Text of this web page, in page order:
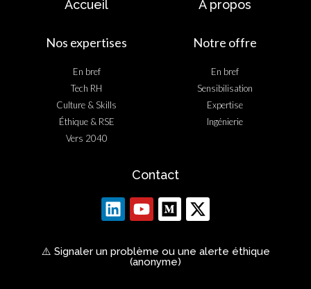
Accueil À propos
Nos expertises
En bref
Tech RH
Culture & Skills
Éthique & RSE
Vers 2040
Notre offre
En bref
Sensibilisation
Expertise
Ingénierie
Contact
⚠️ Signaler un problème ou une alerte éthique
(anonyme)